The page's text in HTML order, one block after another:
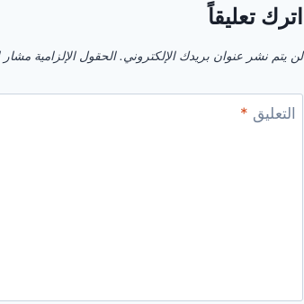
اترك تعليقاً
لن يتم نشر عنوان بريدك الإلكتروني. الحقول الإلزامية مشار
التعليق *